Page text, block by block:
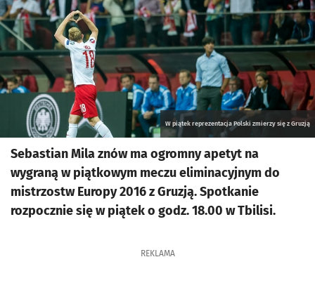
W piątek reprezentacja Polski zmierzy się z Gruzją
Sebastian Mila znów ma ogromny apetyt na
wygraną w piątkowym meczu eliminacyjnym do
mistrzostw Europy 2016 z Gruzją. Spotkanie
rozpocznie się w piątek o godz. 18.00 w Tbilisi.
REKLAMA